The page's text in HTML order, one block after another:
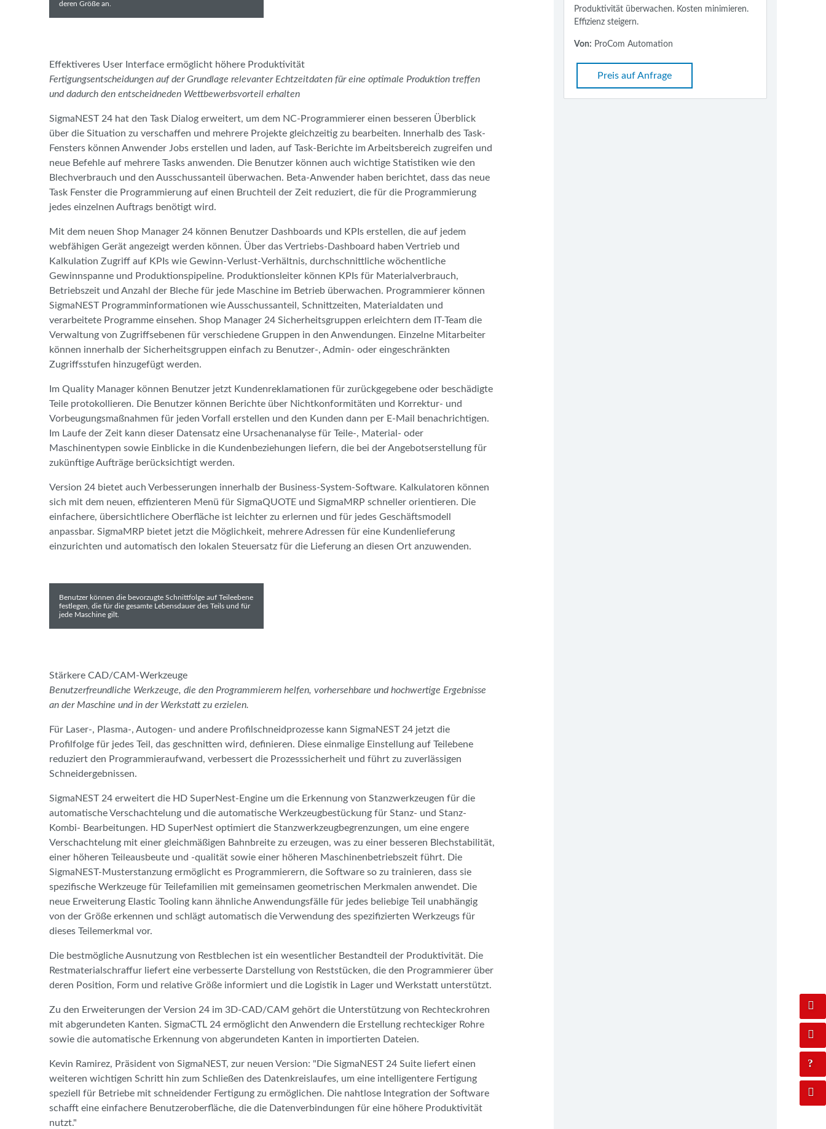
deren Größe an.
Effektiveres User Interface ermöglicht höhere Produktivität
Fertigungsentscheidungen auf der Grundlage relevanter Echtzeitdaten für eine optimale Produktion treffen
und dadurch den entscheidneden Wettbewerbsvorteil erhalten
SigmaNEST 24 hat den Task Dialog erweitert, um dem NC-Programmierer einen besseren Überblick
über die Situation zu verschaffen und mehrere Projekte gleichzeitig zu bearbeiten. Innerhalb des Task-
Fensters können Anwender Jobs erstellen und laden, auf Task-Berichte im Arbeitsbereich zugreifen und
neue Befehle auf mehrere Tasks anwenden. Die Benutzer können auch wichtige Statistiken wie den
Blechverbrauch und den Ausschussanteil überwachen. Beta-Anwender haben berichtet, dass das neue
Task Fenster die Programmierung auf einen Bruchteil der Zeit reduziert, die für die Programmierung
jedes einzelnen Auftrags benötigt wird.
Mit dem neuen Shop Manager 24 können Benutzer Dashboards und KPIs erstellen, die auf jedem
webfähigen Gerät angezeigt werden können. Über das Vertriebs-Dashboard haben Vertrieb und
Kalkulation Zugriff auf KPIs wie Gewinn-Verlust-Verhältnis, durchschnittliche wöchentliche
Gewinnspanne und Produktionspipeline. Produktionsleiter können KPIs für Materialverbrauch,
Betriebszeit und Anzahl der Bleche für jede Maschine im Betrieb überwachen. Programmierer können
SigmaNEST Programminformationen wie Ausschussanteil, Schnittzeiten, Materialdaten und
verarbeitete Programme einsehen. Shop Manager 24 Sicherheitsgruppen erleichtern dem IT-Team die
Verwaltung von Zugriffsebenen für verschiedene Gruppen in den Anwendungen. Einzelne Mitarbeiter
können innerhalb der Sicherheitsgruppen einfach zu Benutzer-, Admin- oder eingeschränkten
Zugriffsstufen hinzugefügt werden.
Im Quality Manager können Benutzer jetzt Kundenreklamationen für zurückgegebene oder beschädigte
Teile protokollieren. Die Benutzer können Berichte über Nichtkonformitäten und Korrektur- und
Vorbeugungsmaßnahmen für jeden Vorfall erstellen und den Kunden dann per E-Mail benachrichtigen.
Im Laufe der Zeit kann dieser Datensatz eine Ursachenanalyse für Teile-, Material- oder
Maschinentypen sowie Einblicke in die Kundenbeziehungen liefern, die bei der Angebotserstellung für
zukünftige Aufträge berücksichtigt werden.
Version 24 bietet auch Verbesserungen innerhalb der Business-System-Software. Kalkulatoren können
sich mit dem neuen, effizienteren Menü für SigmaQUOTE und SigmaMRP schneller orientieren. Die
einfachere, übersichtlichere Oberfläche ist leichter zu erlernen und für jedes Geschäftsmodell
anpassbar. SigmaMRP bietet jetzt die Möglichkeit, mehrere Adressen für eine Kundenlieferung
einzurichten und automatisch den lokalen Steuersatz für die Lieferung an diesen Ort anzuwenden.
Benutzer können die bevorzugte Schnittfolge auf Teileebene
festlegen, die für die gesamte Lebensdauer des Teils und für
jede Maschine gilt.
Stärkere CAD/CAM-Werkzeuge
Benutzerfreundliche Werkzeuge, die den Programmierern helfen, vorhersehbare und hochwertige Ergebnisse
an der Maschine und in der Werkstatt zu erzielen.
Für Laser-, Plasma-, Autogen- und andere Profilschneidprozesse kann SigmaNEST 24 jetzt die
Profilfolge für jedes Teil, das geschnitten wird, definieren. Diese einmalige Einstellung auf Teilebene
reduziert den Programmieraufwand, verbessert die Prozesssicherheit und führt zu zuverlässigen
Schneidergebnissen.
SigmaNEST 24 erweitert die HD SuperNest-Engine um die Erkennung von Stanzwerkzeugen für die
automatische Verschachtelung und die automatische Werkzeugbestückung für Stanz- und Stanz-
Kombi- Bearbeitungen. HD SuperNest optimiert die Stanzwerkzeugbegrenzungen, um eine engere
Verschachtelung mit einer gleichmäßigen Bahnbreite zu erzeugen, was zu einer besseren Blechstabilität,
einer höheren Teileausbeute und -qualität sowie einer höheren Maschinenbetriebszeit führt. Die
SigmaNEST-Musterstanzung ermöglicht es Programmierern, die Software so zu trainieren, dass sie
spezifische Werkzeuge für Teilefamilien mit gemeinsamen geometrischen Merkmalen anwendet. Die
neue Erweiterung Elastic Tooling kann ähnliche Anwendungsfälle für jedes beliebige Teil unabhängig
von der Größe erkennen und schlägt automatisch die Verwendung des spezifizierten Werkzeugs für
dieses Teilemerkmal vor.
Die bestmögliche Ausnutzung von Restblechen ist ein wesentlicher Bestandteil der Produktivität. Die
Restmaterialschraffur liefert eine verbesserte Darstellung von Reststücken, die den Programmierer über
deren Position, Form und relative Größe informiert und die Logistik in Lager und Werkstatt unterstützt.
Zu den Erweiterungen der Version 24 im 3D-CAD/CAM gehört die Unterstützung von Rechteckrohren
mit abgerundeten Kanten. SigmaCTL 24 ermöglicht den Anwendern die Erstellung rechteckiger Rohre
sowie die automatische Erkennung von abgerundeten Kanten in importierten Dateien.
Kevin Ramirez, Präsident von SigmaNEST, zur neuen Version: "Die SigmaNEST 24 Suite liefert einen
weiteren wichtigen Schritt hin zum Schließen des Datenkreislaufes, um eine intelligentere Fertigung
speziell für Betriebe mit schneidender Fertigung zu ermöglichen. Die nahtlose Integration der Software
schafft eine einfachere Benutzeroberfläche, die die Datenverbindungen für eine höhere Produktivität
nutzt."
Produktivität überwachen. Kosten minimieren.
Effizienz steigern.
Von: ProCom Automation
Preis auf Anfrage